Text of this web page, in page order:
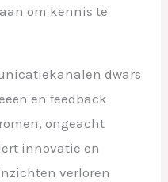
om kennis te
dwars
en feedback
ongeacht
innovatie en
verloren